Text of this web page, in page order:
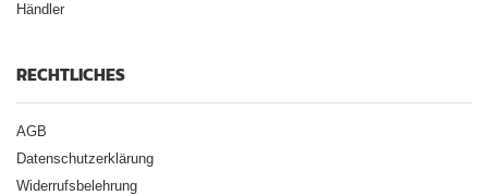
Händler
RECHTLICHES
AGB
Datenschutzerklärung
Widerrufsbelehrung